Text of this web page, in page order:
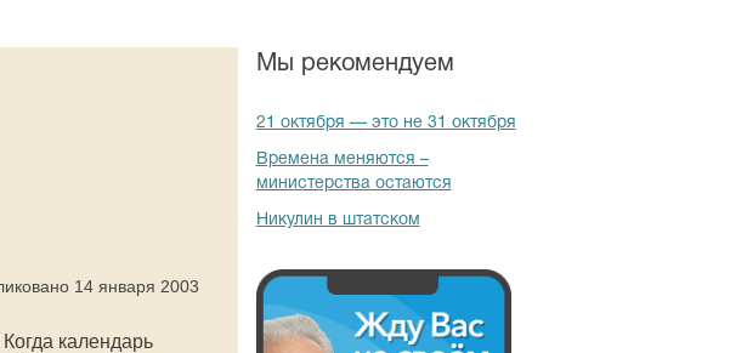
14 января 2003
календарь
Мы рекомендуем
21 октября — это не 31 октября
Времена меняются –
министерства остаются
Никулин в штатском